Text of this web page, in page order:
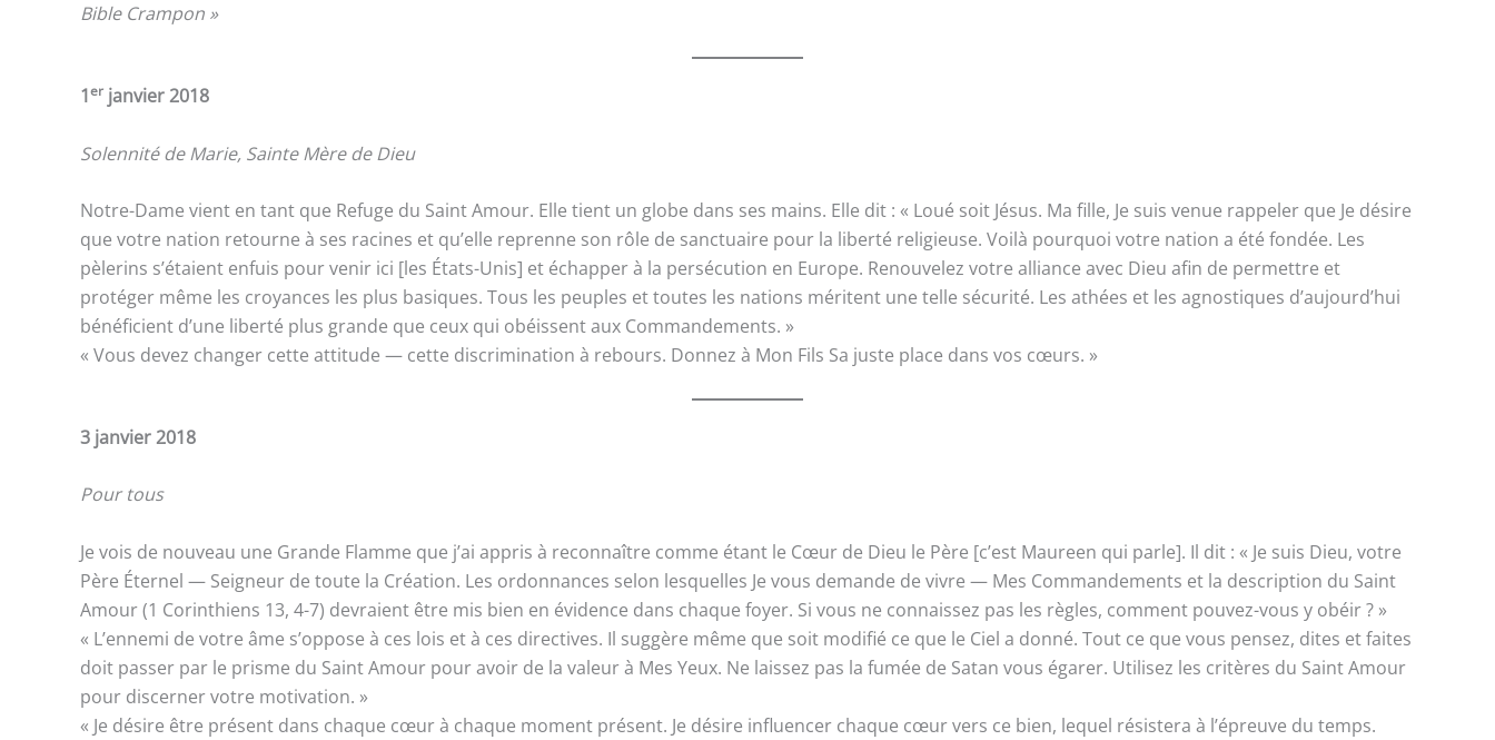
Bible Crampon »
1er janvier 2018
Solennité de Marie, Sainte Mère de Dieu
Notre-Dame vient en tant que Refuge du Saint Amour. Elle tient un globe dans ses mains. Elle dit : « Loué soit Jésus. Ma fille, Je suis venue rappeler que Je désire
que votre nation retourne à ses racines et qu’elle reprenne son rôle de sanctuaire pour la liberté religieuse. Voilà pourquoi votre nation a été fondée. Les
pèlerins s’étaient enfuis pour venir ici [les États-Unis] et échapper à la persécution en Europe. Renouvelez votre alliance avec Dieu afin de permettre et
protéger même les croyances les plus basiques. Tous les peuples et toutes les nations méritent une telle sécurité. Les athées et les agnostiques d’aujourd’hui
bénéficient d’une liberté plus grande que ceux qui obéissent aux Commandements. »
« Vous devez changer cette attitude — cette discrimination à rebours. Donnez à Mon Fils Sa juste place dans vos cœurs. »
3 janvier 2018
Pour tous
Je vois de nouveau une Grande Flamme que j’ai appris à reconnaître comme étant le Cœur de Dieu le Père [c’est Maureen qui parle]. Il dit : « Je suis Dieu, votre
Père Éternel — Seigneur de toute la Création. Les ordonnances selon lesquelles Je vous demande de vivre — Mes Commandements et la description du Saint
Amour (1 Corinthiens 13, 4-7) devraient être mis bien en évidence dans chaque foyer. Si vous ne connaissez pas les règles, comment pouvez-vous y obéir ? »
« L’ennemi de votre âme s’oppose à ces lois et à ces directives. Il suggère même que soit modifié ce que le Ciel a donné. Tout ce que vous pensez, dites et faites
doit passer par le prisme du Saint Amour pour avoir de la valeur à Mes Yeux. Ne laissez pas la fumée de Satan vous égarer. Utilisez les critères du Saint Amour
pour discerner votre motivation. »
« Je désire être présent dans chaque cœur à chaque moment présent. Je désire influencer chaque cœur vers ce bien, lequel résistera à l’épreuve du temps.